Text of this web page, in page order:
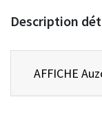
Description